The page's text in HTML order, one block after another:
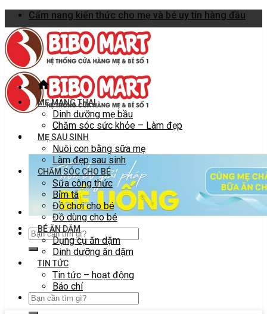
Skip
to
content
Cẩm nang kiến thức cho mẹ và bé uy tín hàng đầu
MẸ MANG THAI
Dinh dưỡng mẹ bầu
Chăm sóc sức khỏe – Làm đẹp
MẸ SAU SINH
Nuôi con bằng sữa mẹ
Làm đẹp sau sinh
CHĂM SÓC CHO BÉ
Sữa công thức
Bỉm tã
Đồ chơi cho bé
Đồ dùng cho bé
BÉ ĂN DẶM
Dụng cụ ăn dặm
Dinh dưỡng ăn dặm
TIN TỨC
Tin tức – hoạt động
Báo chí